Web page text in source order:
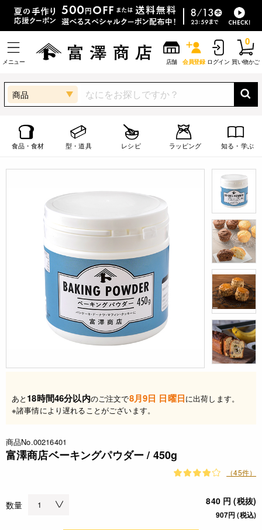
メニュー 店舗 会員登録 ログイン 買い物かご
0
商品
食品・食材 型・道具 レシピ ラッピング 知る・学ぶ
あと 18時間46分以内のご注文で8月9日 日曜日に出荷します。
※諸事情により遅れることがございます。
商品No.00216401
富澤商店ベーキングパウダー / 450g
（45件）
数量 840 円 (税抜)
907円 (税込)